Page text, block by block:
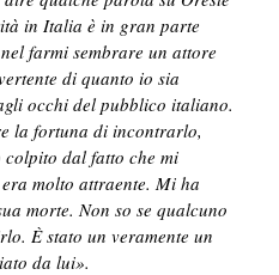
in Italia è in gran parte
farmi sembrare un attore
di quanto io sia
occhi del pubblico italiano.
la fortuna di incontrarlo,
dal fatto che mi
molto attraente. Mi ha
morte. Non so se qualcuno
È stato un veramente un
da lui».